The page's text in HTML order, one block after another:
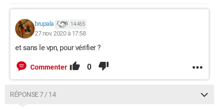
brupala 14 455
27 nov. 2020 à 17:58
et sans le vpn, pour vérifier ?
Commenter 0
RÉPONSE 7 / 14